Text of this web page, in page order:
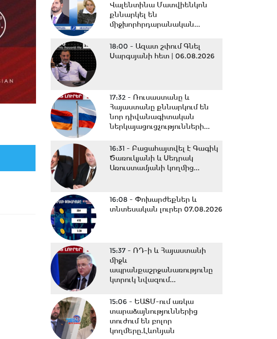
Վալենտինա Մատվիենկոն
քննարկել են
միջխորհրդարանական...
18:00 - Ազատ շփում Գնել
Սարգսյանի հետ | 06.08.2026
17:32 - Ռուսաստանը և
Հայաստանը քննարկում են
նոր դիվանագիտական
ներկայացուցչությունների...
16:31 - Բացահայտվել է Գագիկ
Ծառուկյանի և Սեդրակ
Առուստամյանի կողմից...
16:08 - Փոխարժեքներ և
տնտեսական լուրեր 07.08.2026
15:37 - ՌԴ-ի և Հայաստանի
միջև
ապրանքաշրջանառությունը
կտրուկ նվազում...
15:06 - ԵԱՏՄ-ում առկա
տարաձայնություններից
տուժում են բոլոր
կողմերը.Լևոնյան